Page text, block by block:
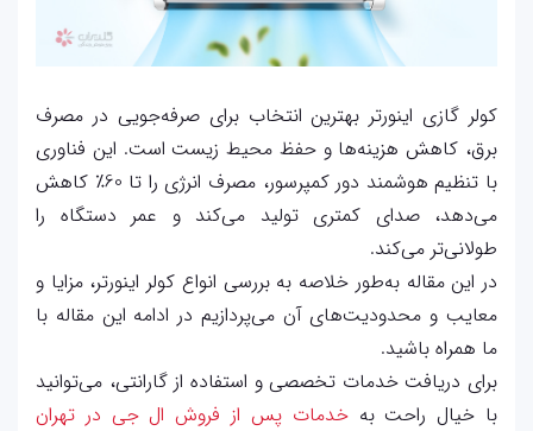
کولر گازی اینورتر بهترین انتخاب برای صرفه‌جویی در مصرف
برق، کاهش هزینه‌ها و حفظ محیط زیست است. این فناوری
با تنظیم هوشمند دور کمپرسور، مصرف انرژی را تا 60٪ کاهش
می‌دهد، صدای کمتری تولید می‌کند و عمر دستگاه را
طولانی‌تر می‌کند.
در این مقاله به‌طور خلاصه به بررسی انواع کولر اینورتر، مزایا و
معایب و محدودیت‌های آن می‌پردازیم در ادامه این مقاله با
ما همراه باشید.
برای دریافت خدمات تخصصی و استفاده از گارانتی، می‌توانید
با خیال راحت بهخدمات پس از فروش ال جی در تهران